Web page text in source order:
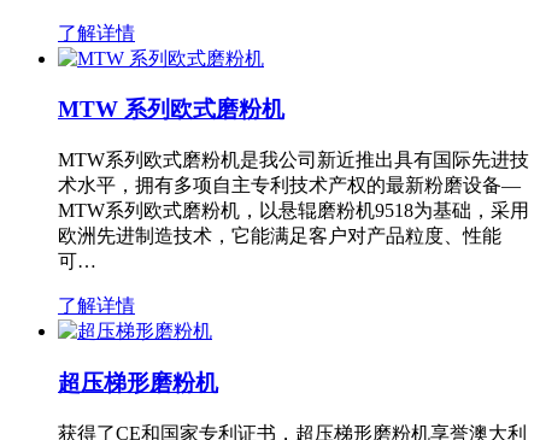
了解详情
MTW 系列欧式磨粉机
MTW系列欧式磨粉机是我公司新近推出具有国际先进技
术水平，拥有多项自主专利技术产权的最新粉磨设备—
MTW系列欧式磨粉机，以悬辊磨粉机9518为基础，采用
欧洲先进制造技术，它能满足客户对产品粒度、性能
可…
了解详情
超压梯形磨粉机
获得了CE和国家专利证书，超压梯形磨粉机享誉澳大利